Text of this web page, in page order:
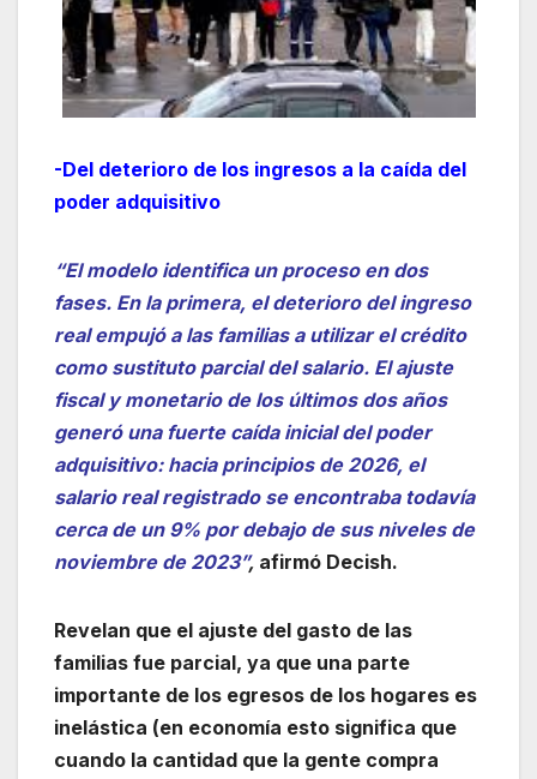
-Del deterioro de los ingresos a la caída del
poder adquisitivo
“El modelo identifica un proceso en dos
fases. En la primera, el deterioro del ingreso
real empujó a las familias a utilizar el crédito
como sustituto parcial del salario. El ajuste
fiscal y monetario de los últimos dos años
generó una fuerte caída inicial del poder
adquisitivo: hacia principios de 2026, el
salario real registrado se encontraba todavía
cerca de un 9% por debajo de sus niveles de
noviembre de 2023”, afirmó Decish.
Revelan que el ajuste del gasto de las
familias fue parcial, ya que una parte
importante de los egresos de los hogares es
inelástica (en economía esto significa que
cuando la cantidad que la gente compra